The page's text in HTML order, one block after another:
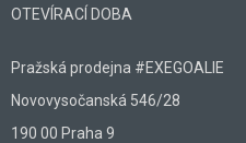
OTEVÍRACÍ DOBA
Pražská prodejna #EXEGOALIE
Novovysočanská 546/28
190 00 Praha 9